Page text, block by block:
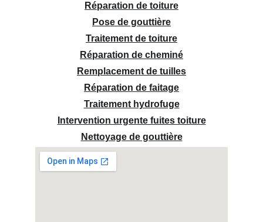
Réparation de toiture
Pose de gouttière
Traitement de toiture
Réparation de cheminé
Remplacement de tuilles
Réparation de faitage
Traitement hydrofuge
Intervention urgente fuites toiture
Nettoyage de gouttière